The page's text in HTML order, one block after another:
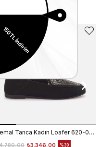
Kemal Tanca Kadın Loafer 620-003F
₺3.346,00 %30